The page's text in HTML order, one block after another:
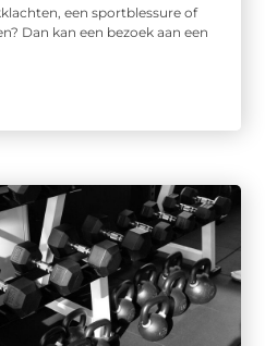
een sportblessure of
Dan kan een bezoek aan een